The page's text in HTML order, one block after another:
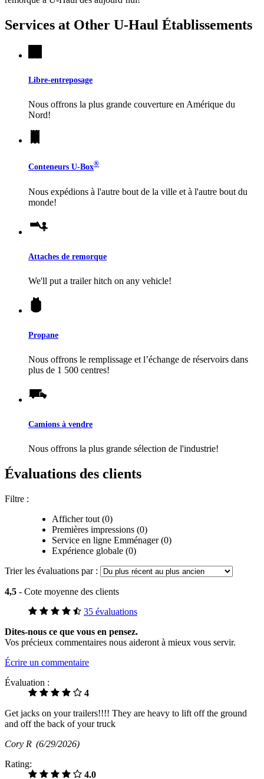
Services at Other U-Haul Établissements
Libre-entreposage
Nous offrons la plus grande couverture en Amérique du
Nord!
Conteneurs U-Box®
Nous expédions à l'autre bout de la ville et à l'autre bout du
monde!
Attaches de remorque
We'll put a trailer hitch on any vehicle!
Propane
Nous offrons le remplissage et l’échange de réservoirs dans
plus de 1 500 centres!
Camions à vendre
Nous offrons la plus grande sélection de l'industrie!
Évaluations des clients
Filtre :
Afficher tout (0)
Premières impressions (0)
Service en ligne Emménager (0)
Expérience globale (0)
Trier les évaluations par :
4,5 - Cote moyenne des clients
35 évaluations
Dites-nous ce que vous en pensez.
Vos précieux commentaires nous aideront à mieux vous servir.
Écrire un commentaire
Évaluation :
4
Get jacks on your trailers!!!! They are heavy to lift off the ground
and off the back of your truck
Cory R (6/29/2026)
Rating:
4.0